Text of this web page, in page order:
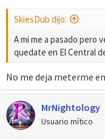
SkiesDub dijo:
A mi me a pasado pero
quedate en El Central
No me deja meterme
MrNightology
Usuario mítico